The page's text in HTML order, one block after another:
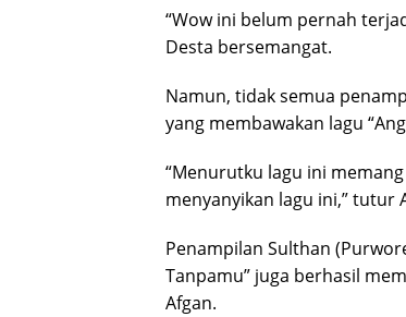
“Wow ini belum pernah
Desta bersemangat.
Namun, tidak semua
yang membawakan lagu
“Menurutku lagu ini
menyanyikan lagu ini,” tutur
Penampilan Sulthan
Tanpamu” juga berhasil
Afgan.